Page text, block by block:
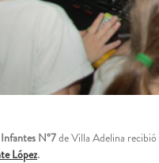
N°7de Villa Adelina recibió
López.